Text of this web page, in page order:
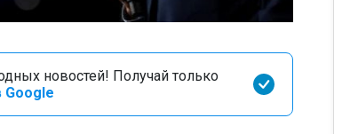
новостей! Получай только
Google